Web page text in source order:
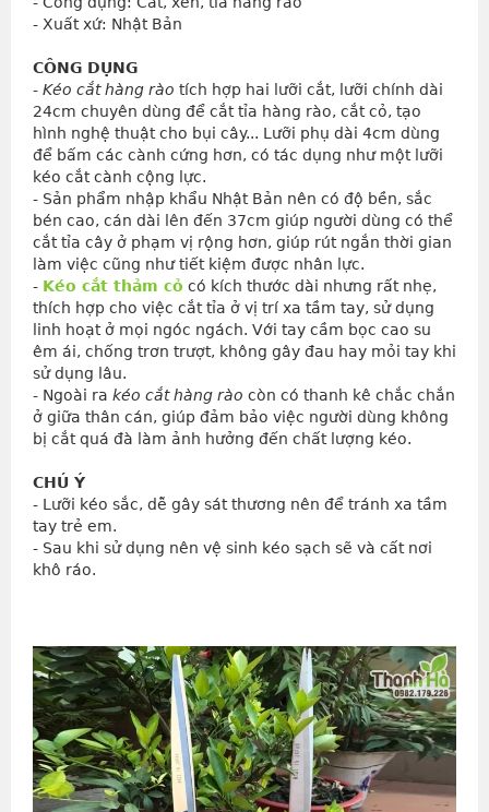
- Xuất xứ: Nhật Bản
CÔNG DỤNG
- Kéo cắt hàng rào tích hợp hai lưỡi cắt, lưỡi chính dài
24cm chuyên dùng để cắt tỉa hàng rào, cắt cỏ, tạo
hình nghệ thuật cho bụi cây... Lưỡi phụ dài 4cm dùng
để bấm các cành cứng hơn, có tác dụng như một lưỡi
kéo cắt cành cộng lực.
- Sản phẩm nhập khẩu Nhật Bản nên có độ bền, sắc
bén cao, cán dài lên đến 37cm giúp người dùng có thể
cắt tỉa cây ở phạm vị rộng hơn, giúp rút ngắn thời gian
làm việc cũng như tiết kiệm được nhân lực.
- Kéo cắt thảm cỏ có kích thước dài nhưng rất nhẹ,
thích hợp cho việc cắt tỉa ở vị trí xa tầm tay, sử dụng
linh hoạt ở mọi ngóc ngách. Với tay cầm bọc cao su
êm ái, chống trơn trượt, không gây đau hay mỏi tay khi
sử dụng lâu.
- Ngoài ra kéo cắt hàng rào còn có thanh kê chắc chắn
ở giữa thân cán, giúp đảm bảo việc người dùng không
bị cắt quá đà làm ảnh hưởng đến chất lượng kéo.
CHÚ Ý
- Lưỡi kéo sắc, dễ gây sát thương nên để tránh xa tầm
tay trẻ em.
- Sau khi sử dụng nên vệ sinh kéo sạch sẽ và cất nơi
khô ráo.